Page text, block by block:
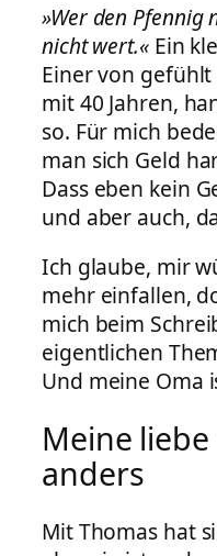
»Wer den Pfennig
nicht wert.«Ein
Einer von
mit 40 Jahren,
so. Für mich
man sich Geld
Dass eben kein
und aber auch,
Ich glaube, mir
mehr einfallen,
mich beim
eigentlichen
Und meine Oma
Meine
anders
Mit Thomas hat